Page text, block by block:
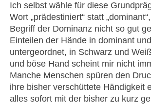
Ich selbst wähle für diese
Wort „prädestiniert“ statt
Begriff der Dominanz nicht so gut
Einteilen der Hände in dominant und
untergeordnet, in Schwarz und
und böse Hand scheint mir nicht
Manche Menschen spüren den
ihre bisher verschüttete Händigkeit
alles sofort mit der bisher zu kurz